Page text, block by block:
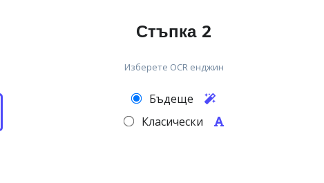
Стъпка 2
Изберете OCR енджин
Бъдеще
Класически